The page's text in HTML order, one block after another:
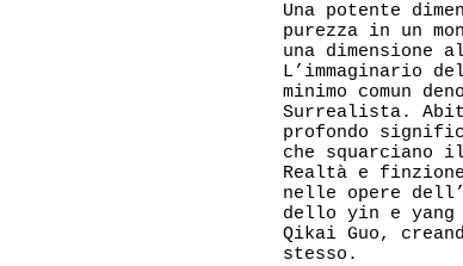
Una potente
purezza in un
una dimensione
L’immaginario
minimo comun
Surrealista.
profondo
che squarciano
Realtà e
nelle opere
dello yin e
Qikai Guo,
stesso.